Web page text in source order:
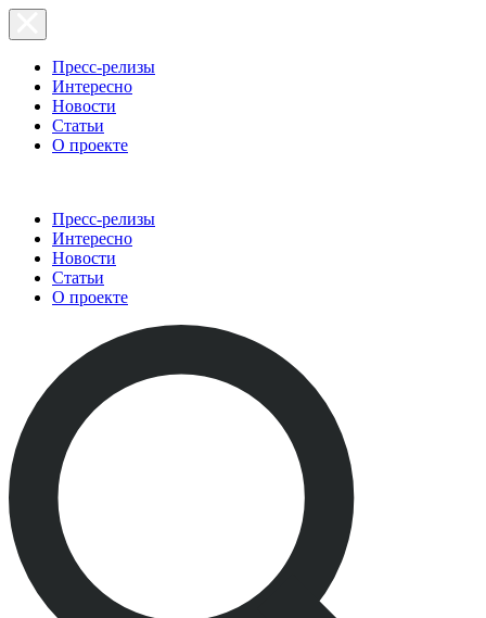
Пресс-релизы
Интересно
Новости
Статьи
О проекте
Пресс-релизы
Интересно
Новости
Статьи
О проекте